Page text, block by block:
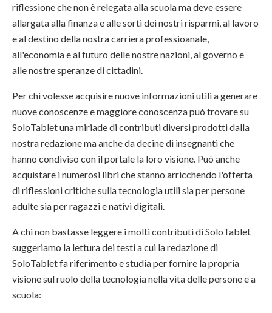
riflessione che non è relegata alla scuola ma deve essere
allargata alla finanza e alle sorti dei nostri risparmi, al lavoro
e al destino della nostra carriera professioanale,
all'economia e al futuro delle nostre nazioni, al governo e
alle nostre speranze di cittadini.
Per chi volesse acquisire nuove informazioni utili a generare
nuove conoscenze e maggiore conoscenza può trovare su
SoloTablet una miriade di contributi diversi prodotti dalla
nostra redazione ma anche da decine di insegnanti che
hanno condiviso con il portale la loro visione. Può anche
acquistare i numerosi libri che stanno arricchendo l'offerta
di riflessioni critiche sulla tecnologia utili sia per persone
adulte sia per ragazzi e nativi digitali.
A chi non bastasse leggere i molti contributi di SoloTablet
suggeriamo la lettura dei testi a cui la redazione di
SoloTablet fa riferimento e studia per fornire la propria
visione sul ruolo della tecnologia nella vita delle persone e a
scuola: